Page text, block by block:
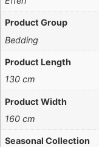
Product Group
Bedding
Product Length
130 cm
Product Width
160 cm
Seasonal Collection